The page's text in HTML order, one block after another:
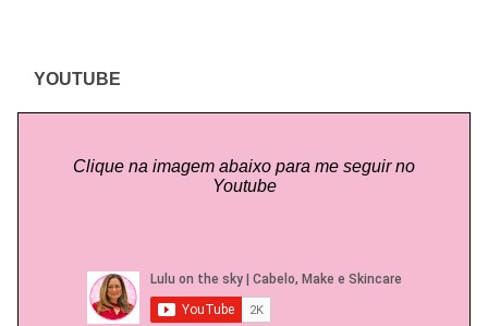
YOUTUBE
Clique na imagem abaixo para me seguir no
Youtube